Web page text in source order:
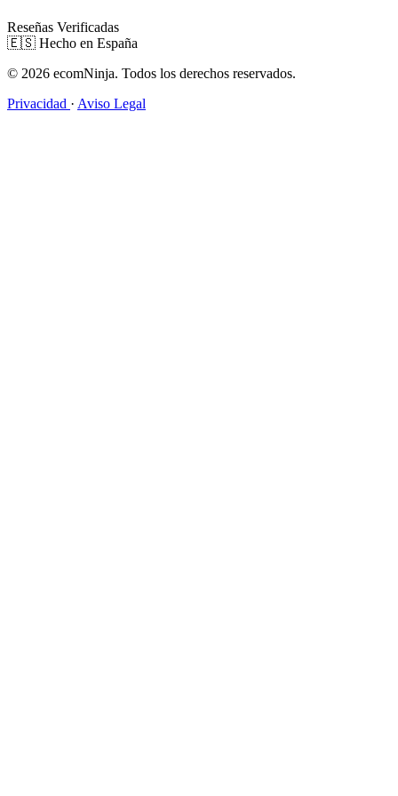
Reseñas Verificadas
🇪🇸 Hecho en España
© 2026 ecomNinja. Todos los derechos reservados.
Privacidad · Aviso Legal